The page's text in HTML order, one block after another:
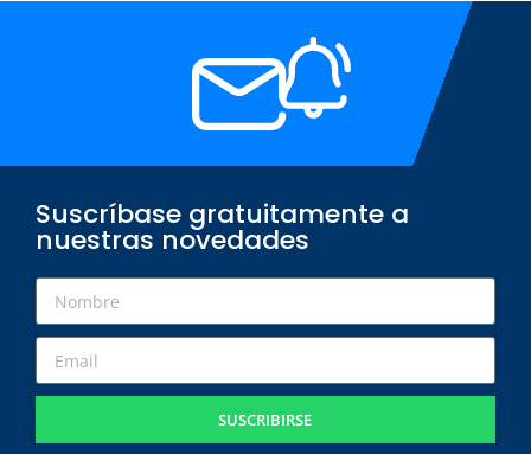
Suscríbase gratuitamente a
nuestras novedades
SUSCRIBIRSE